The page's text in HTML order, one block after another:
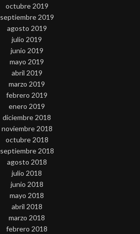
octubre 2019
septiembre 2019
agosto 2019
julio 2019
junio 2019
mayo 2019
abril 2019
marzo 2019
febrero 2019
enero 2019
diciembre 2018
noviembre 2018
octubre 2018
septiembre 2018
agosto 2018
julio 2018
junio 2018
mayo 2018
abril 2018
marzo 2018
febrero 2018